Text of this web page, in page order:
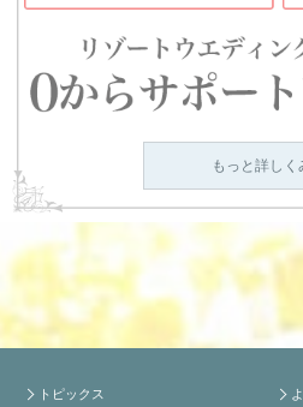
もっと詳しく
トピックス